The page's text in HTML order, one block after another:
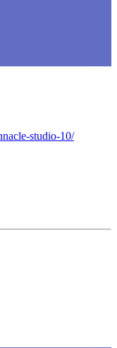
studio-10/